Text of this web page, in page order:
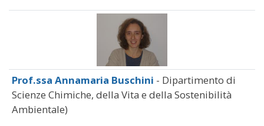
Prof.ssa Annamaria Buschini - Dipartimento di
Scienze Chimiche, della Vita e della Sostenibilità
Ambientale)